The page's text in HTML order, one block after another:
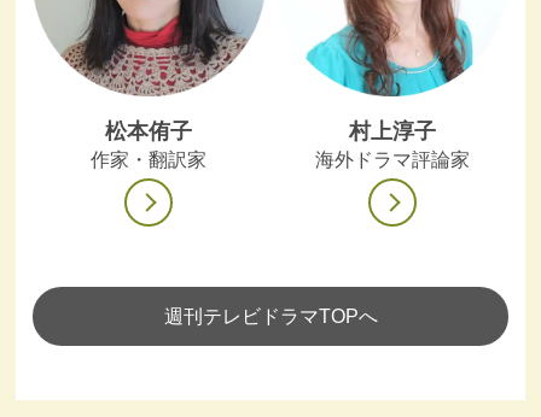
松本侑子
作家・翻訳家
村上淳子
海外ドラマ評論家
週刊テレビドラマTOPへ